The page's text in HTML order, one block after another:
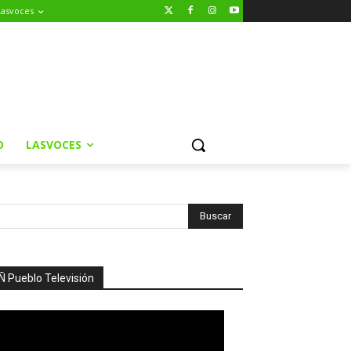
LASVOCES
Ñ Pueblo Televisión